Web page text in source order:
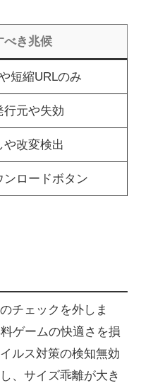
べき兆候
短縮URLのみ
行元や失効
や改変検出
ロードボタン
チェックを外しま
ゲームの快適さを損
ルス対策の検知無効
、サイズ乖離が大き